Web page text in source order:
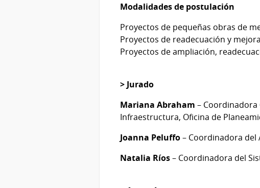
Modalidades de postulación
Proyectos de pequeñas obras de
Proyectos de readecuación y
Proyectos de ampliación,
> Jurado
Mariana Abraham – Coordinadora
Infraestructura, Oficina de
Joanna Peluffo– Coordinadora del
Natalia Ríos– Coordinadora del